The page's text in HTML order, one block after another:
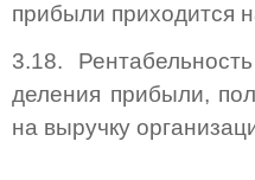
прибыли приходится
3.18.
деления прибыли,
на выручку